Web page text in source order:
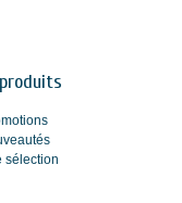
sélection